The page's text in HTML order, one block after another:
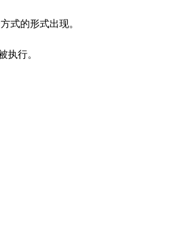
式的形式出现。
执行。